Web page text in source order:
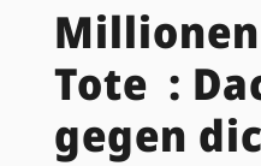
Tote :
gegen